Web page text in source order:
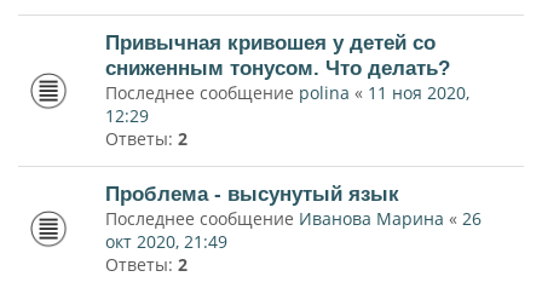
Привычная кривошея у детей со
сниженным тонусом. Что делать?
Последнее сообщение polina « 11 ноя 2020,
12:29
Ответы: 2
Проблема - высунутый язык
Последнее сообщение Иванова Марина « 26
окт 2020, 21:49
Ответы: 2